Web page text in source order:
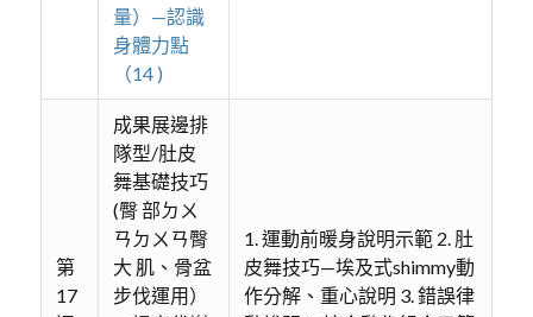
量）—認識
身體力點
（14 )
第
17
成果展邊排
隊型/肚皮
舞基礎技巧
(臀 部ㄉㄨ
ㄢㄉㄨㄢ臀
大 肌、骨盆
步伐運用）
1. 運動前暖身說明示範 2. 肚
皮舞技巧—埃及式shimmy動
作分解、重心說明 3. 錯誤律